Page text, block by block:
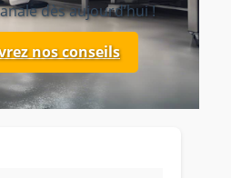
dès aujourd’hui !
nos conseils